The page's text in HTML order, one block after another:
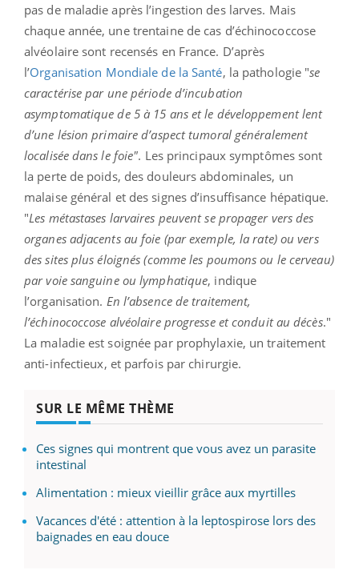
pas de maladie après l’ingestion des larves. Mais
chaque année, une trentaine de cas d’échinococcose
alvéolaire sont recensés en France. D’après
l’Organisation Mondiale de la Santé, la pathologie "se
caractérise par une période d’incubation
asymptomatique de 5 à 15 ans et le développement lent
d’une lésion primaire d’aspect tumoral généralement
localisée dans le foie". Les principaux symptômes sont
la perte de poids, des douleurs abdominales, un
malaise général et des signes d’insuffisance hépatique.
"Les métastases larvaires peuvent se propager vers des
organes adjacents au foie (par exemple, la rate) ou vers
des sites plus éloignés (comme les poumons ou le cerveau)
par voie sanguine ou lymphatique, indique
l’organisation. En l’absence de traitement,
l’échinococcose alvéolaire progresse et conduit au décès."
La maladie est soignée par prophylaxie, un traitement
anti-infectieux, et parfois par chirurgie.
SUR LE MÊME THÈME
Ces signes qui montrent que vous avez un parasite
intestinal
Alimentation : mieux vieillir grâce aux myrtilles
Vacances d'été : attention à la leptospirose lors des
baignades en eau douce